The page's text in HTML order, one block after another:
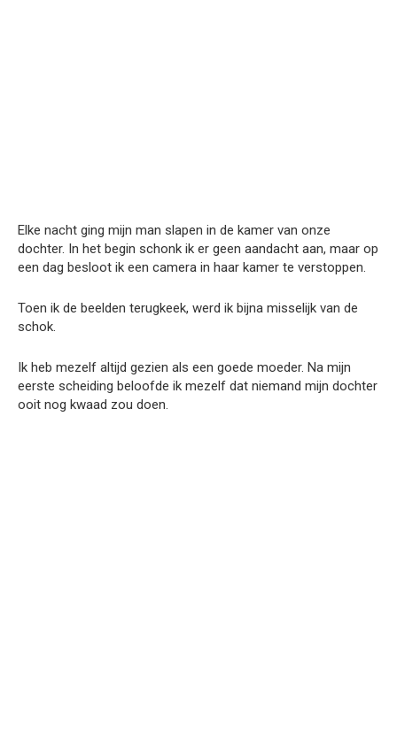
Elke nacht ging mijn man slapen in de kamer van onze
dochter. In het begin schonk ik er geen aandacht aan, maar op
een dag besloot ik een camera in haar kamer te verstoppen.
Toen ik de beelden terugkeek, werd ik bijna misselijk van de
schok.
Ik heb mezelf altijd gezien als een goede moeder. Na mijn
eerste scheiding beloofde ik mezelf dat niemand mijn dochter
ooit nog kwaad zou doen.